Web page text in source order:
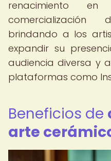
renacimiento
brindando a los
expandir su
audiencia diversa y
plataformas como
Beneficios de
arte